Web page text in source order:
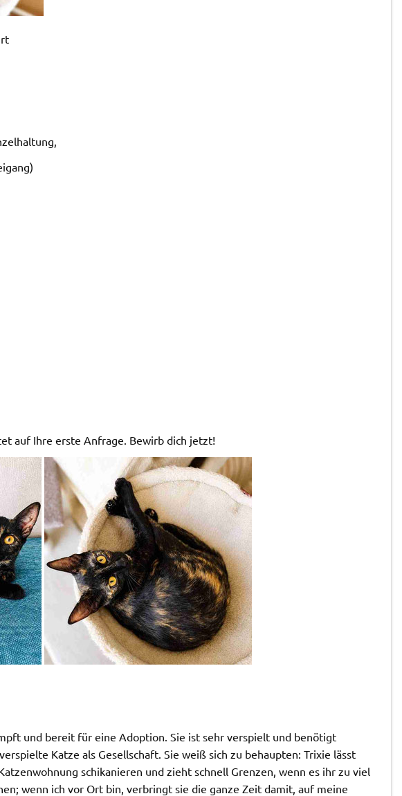
auf Ihre erste Anfrage. Bewirb dich jetzt!
und bereit für eine Adoption. Sie ist sehr verspielt und benötigt
Katze als Gesellschaft. Sie weiß sich zu behaupten: Trixie lässt
schikanieren und zieht schnell Grenzen, wenn es ihr zu viel
wenn ich vor Ort bin, verbringt sie die ganze Zeit damit, auf meine